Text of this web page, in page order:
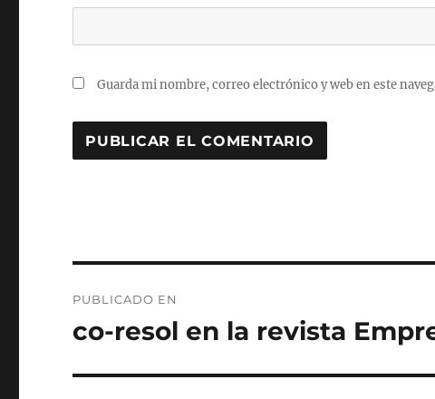
Guarda mi nombre, correo electrónico y web en este
de
PUBLICADO EN
co-resol en la revista